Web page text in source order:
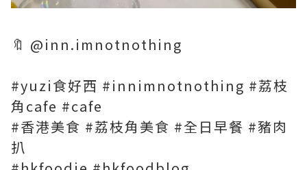
🔖 @inn.imnotnothing
#yuzi食好西 #innimnotnothing #荔枝
角cafe #cafe
#香港美食 #荔枝角美食 #全日早餐 #豬肉
扒